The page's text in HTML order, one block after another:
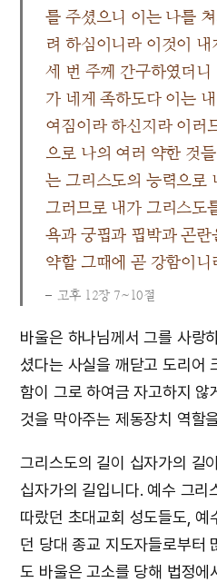
를 주셨으니 이는 나를
려 하심이니라 이것이
세 번 주께 간구하였더
가 네게 족하도다 이는
여짐이라 하신지라 이러
으로 나의 여러 약한 것
는 그리스도의 능력으로
그러므로 내가 그리스도
욕과 궁핍과 핍박과 곤
약할 그때에 곧 강함이니
고후 12장 7~10절
바울은 하나님께서 그를 사랑
셨다는 사실을 깨닫고 도리어
함이 그로 하여금 자고하지 않
것을 막아주는 제동장치 역할
그리스도의 길이 십자가의 길
십자가의 길입니다. 예수 그리
따랐던 초대교회 성도들도, 예
던 당대 종교 지도자들로부터
도 바울은 고소를 당해 법정에